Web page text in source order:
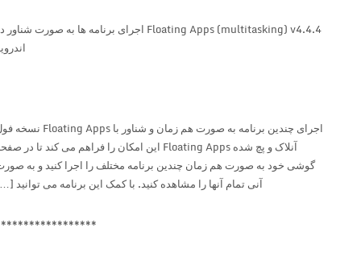
Floating Apps (multitasking) v4.4.4 اجرای برنامه ها به صورت شناور در
اندروید
اجرای چندین برنامه به صورت هم زمان و شناور با Floating Apps نسخه فول
آنلاک و پچ شده Floating Apps این امکان را فراهم می کند تا در صفحه
گوشی خود به صورت هم زمان چندین برنامه مختلف را اجرا کنید و به صورت
آنی تمام آنها را مشاهده کنید. با کمک این برنامه می توانید […]
******************